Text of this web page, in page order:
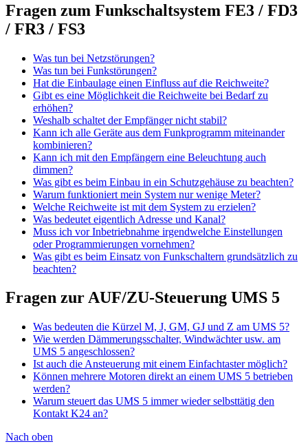
Fragen zum Funkschaltsystem FE3 / FD3
/ FR3 / FS3
Was tun bei Netzstörungen?
Was tun bei Funkstörungen?
Hat die Einbaulage einen Einfluss auf die Reichweite?
Gibt es eine Möglichkeit die Reichweite bei Bedarf zu
erhöhen?
Weshalb schaltet der Empfänger nicht stabil?
Kann ich alle Geräte aus dem Funkprogramm miteinander
kombinieren?
Kann ich mit den Empfängern eine Beleuchtung auch
dimmen?
Was gibt es beim Einbau in ein Schutzgehäuse zu beachten?
Warum funktioniert mein System nur wenige Meter?
Welche Reichweite ist mit dem System zu erzielen?
Was bedeutet eigentlich Adresse und Kanal?
Muss ich vor Inbetriebnahme irgendwelche Einstellungen
oder Programmierungen vornehmen?
Was gibt es beim Einsatz von Funkschaltern grundsätzlich zu
beachten?
Fragen zur AUF/ZU-Steuerung UMS 5
Was bedeuten die Kürzel M, J, GM, GJ und Z am UMS 5?
Wie werden Dämmerungsschalter, Windwächter usw. am
UMS 5 angeschlossen?
Ist auch die Ansteuerung mit einem Einfachtaster möglich?
Können mehrere Motoren direkt an einem UMS 5 betrieben
werden?
Warum steuert das UMS 5 immer wieder selbsttätig den
Kontakt K24 an?
Nach oben